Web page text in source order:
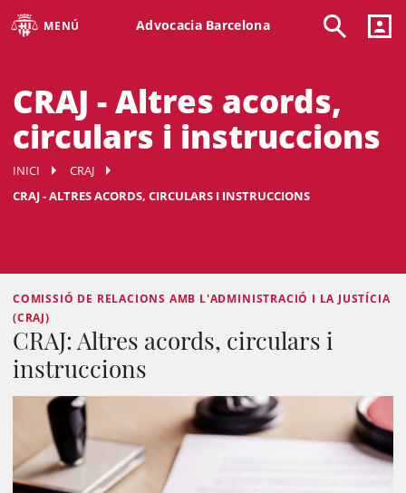
MENÚ Advocacia Barcelona
CRAJ - Altres acords,
circulars i instruccions
INICI
CRAJ
CRAJ - ALTRES ACORDS, CIRCULARS I INSTRUCCIONS
COMISSIÓ DE RELACIONS AMB L'ADMINISTRACIÓ I LA JUSTÍCIA
(CRAJ)
CRAJ: Altres acords, circulars i
instruccions